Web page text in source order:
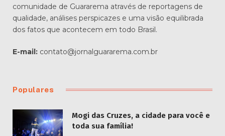
comunidade de Guararema através de reportagens de
qualidade, análises perspicazes e uma visão equilibrada
dos fatos que acontecem em todo Brasil.
E-mail: contato@jornalguararema.com.br
Populares
Mogi das Cruzes, a cidade para você e
toda sua família!